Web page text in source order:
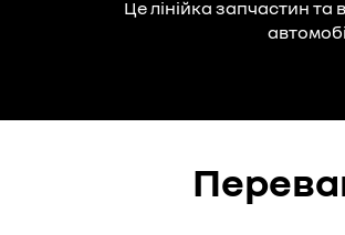
Це лінійка запчастин та